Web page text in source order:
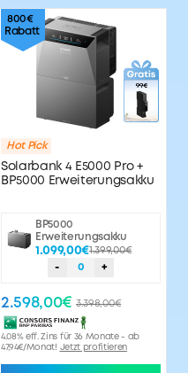
800€
Rabatt
Hot Pick
Solarbank 4 E5000 Pro +
BP5000 Erweiterungsakku
BP5000
Erweiterungsakku
1.099,00€1.399,00€
-
0 +
2.598,00€ 3.398,00€
4.08% eff. Zins für 36 Monate - ab
47,94€/Monat! Jetzt profitieren